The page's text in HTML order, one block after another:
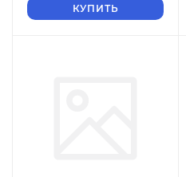
КУПИТЬ